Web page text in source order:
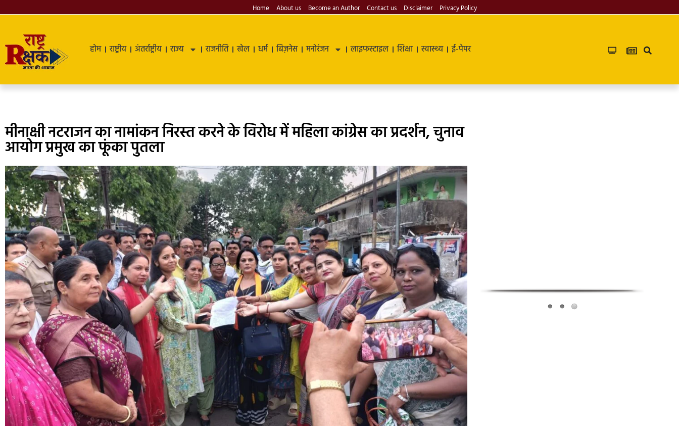
Home About us Become an Author Contact us Disclaimer Privacy Policy
होम राष्ट्रीय अंतर्राष्ट्रीय राज्य राजनीति खेल धर्म बिज़नेस मनोरंजन लाइफस्टाइल शिक्षा स्वास्थ्य ई-पेपर
मीनाक्षी नटराजन का नामांकन निरस्त करने के विरोध में महिला कांग्रेस का प्रदर्शन, चुनाव
आयोग प्रमुख का फूंका पुतला